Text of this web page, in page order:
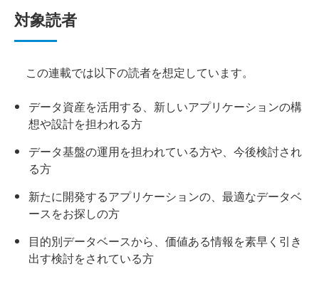
対象読者
この連載では以下の読者を想定しています。
データ資産を活用する、新しいアプリケーションの構
想や設計を担われる方
データ基盤の運用を担われている方や、今後検討され
る方
新たに開発するアプリケーションの、最適なデータベ
ースをお探しの方
目的別データベースから、価値ある情報を素早く引き
出す検討をされている方